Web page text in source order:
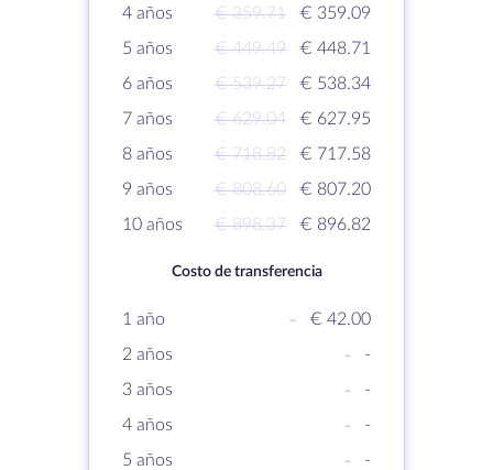
4 años
€ 359.71
€ 359.09
5 años
€ 449.49
€ 448.71
6 años
€ 539.27
€ 538.34
7 años
€ 629.04
€ 627.95
8 años
€ 718.82
€ 717.58
9 años
€ 808.60
€ 807.20
10 años
€ 898.37 € 896.82
Costo de transferencia
1 año -
€ 42.00
2 años
-
-
3 años
-
-
4 años
-
-
5 años
-
-